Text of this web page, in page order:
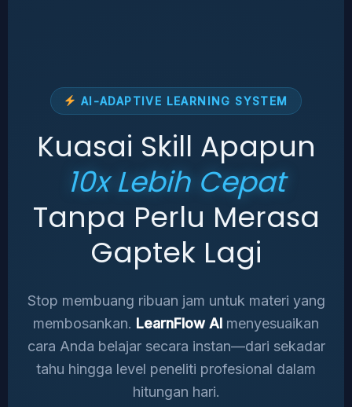
AI-ADAPTIVE LEARNING SYSTEM
Kuasai Skill Apapun
10x Lebih Cepat
Tanpa Perlu Merasa
Gaptek Lagi
Stop membuang ribuan jam untuk materi yang
membosankan. LearnFlow AI menyesuaikan
cara Anda belajar secara instan—dari sekadar
tahu hingga level peneliti profesional dalam
hitungan hari.